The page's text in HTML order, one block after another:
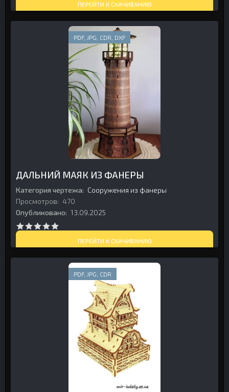
ПЕРЕЙТИ К СКАЧИВАНИЮ
PDF, JPG, CDR, DXF
ДАЛЬНИЙ МАЯК ИЗ ФАНЕРЫ
Категория чертежа: Сооружения из фанеры
Просмотров: 470
Опубликовано: 13.09.2025
ПЕРЕЙТИ К СКАЧИВАНИЮ
PDF, JPG, CDR